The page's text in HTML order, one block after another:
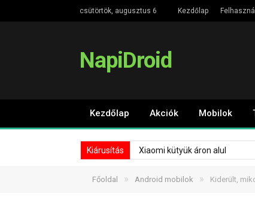
csütörtök, augusztus 6 Kezdőlap
NapiDroid
Kezdőlap Akciók Mobilok
Kiárusítás Xiaomi kütyük áron alul
Főoldal » Android mobilok » Kiderült,